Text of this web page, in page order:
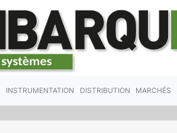
INSTRUMENTATION DISTRIBUTION MARCHÉS